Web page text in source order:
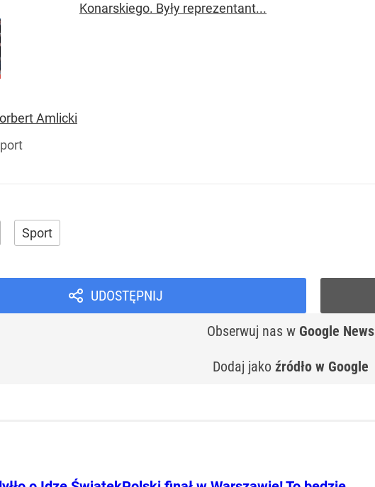
Konarskiego. Były reprezentant...
Amlicki
Sport
UDOSTĘPNIJ
Obserwuj nas w Google News
Dodaj jako źródło w Google